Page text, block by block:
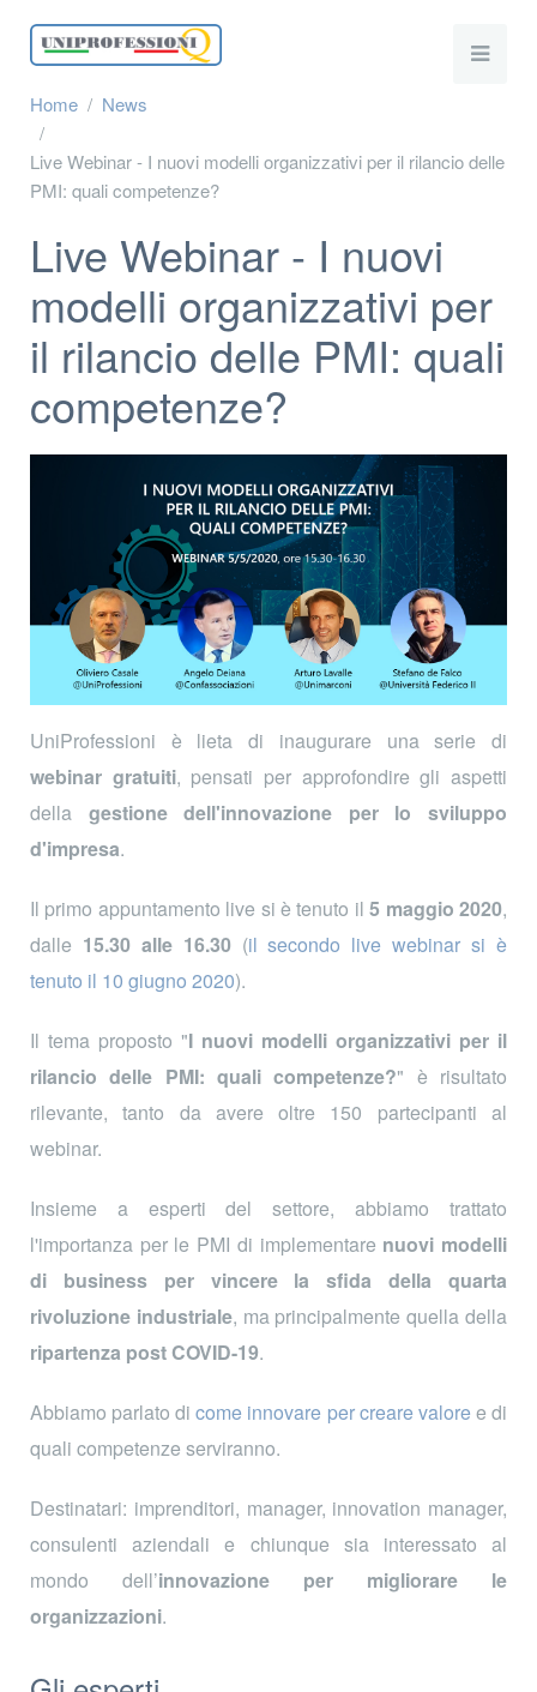
Home News
Live Webinar - I nuovi modelli organizzativi per il rilancio delle
PMI: quali competenze?
Live Webinar - I nuovi
modelli organizzativi per
il rilancio delle PMI: quali
competenze?
UniProfessioni è lieta di inaugurare una serie di
webinar gratuiti, pensati per approfondire gli aspetti
della gestione dell'innovazione per lo sviluppo
d'impresa.
Il primo appuntamento live si è tenuto il5 maggio 2020,
dalle 15.30 alle 16.30(il secondo live webinar si è
tenuto il 10 giugno 2020).
Il tema proposto "I nuovi modelli organizzativi per il
rilancio delle PMI: quali competenze?" è risultato
rilevante, tanto da avere oltre 150 partecipanti al
webinar.
Insieme a esperti del settore, abbiamo trattato
l'importanza per le PMI di implementare nuovi modelli
di business
per vincere la sfida della quarta
rivoluzione industriale, ma principalmente quella della
ripartenza post COVID-19.
Abbiamo parlato dicome innovare per creare valore e di
quali competenze serviranno.
Destinatari: imprenditori, manager, innovation manager,
consulenti aziendali e chiunque sia interessato al
mondo dell’innovazione per migliorare le
organizzazioni.